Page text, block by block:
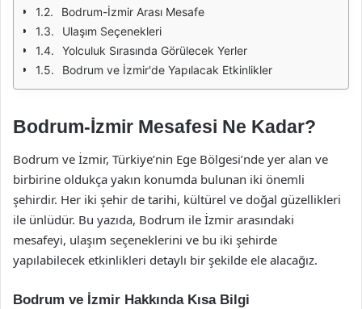
Bodrum-İzmir Arası Mesafe
Ulaşım Seçenekleri
Yolculuk Sırasında Görülecek Yerler
Bodrum ve İzmir'de Yapılacak Etkinlikler
Bodrum-İzmir Mesafesi Ne Kadar?
Bodrum ve İzmir, Türkiye’nin Ege Bölgesi’nde yer alan ve
birbirine oldukça yakın konumda bulunan iki önemli
şehirdir. Her iki şehir de tarihi, kültürel ve doğal güzellikleri
ile ünlüdür. Bu yazıda, Bodrum ile İzmir arasındaki
mesafeyi, ulaşım seçeneklerini ve bu iki şehirde
yapılabilecek etkinlikleri detaylı bir şekilde ele alacağız.
Bodrum ve İzmir Hakkında Kısa Bilgi